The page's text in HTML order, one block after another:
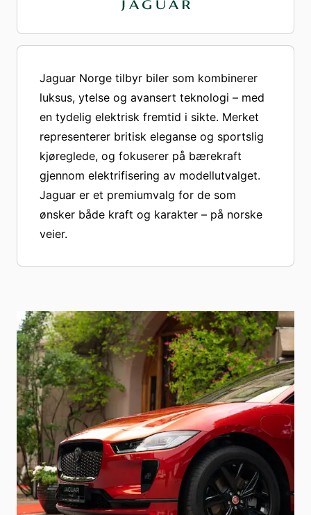
Jaguar Norge tilbyr biler som kombinerer
luksus, ytelse og avansert teknologi – med
en tydelig elektrisk fremtid i sikte. Merket
representerer britisk eleganse og sportslig
kjøreglede, og fokuserer på bærekraft
gjennom elektrifisering av modellutvalget.
Jaguar er et premiumvalg for de som
ønsker både kraft og karakter – på norske
veier.